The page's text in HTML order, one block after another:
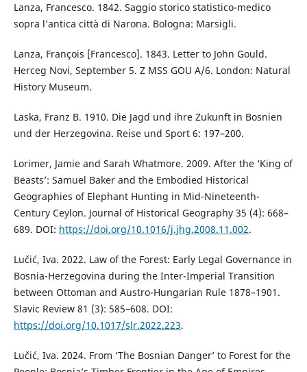
Lanza, Francesco. 1842. Saggio storico statistico-medico
sopra l’antica città di Narona. Bologna: Marsigli.
Lanza, François [Francesco]. 1843. Letter to John Gould.
Herceg Novi, September 5. Z MSS GOU A/6. London: Natural
History Museum.
Laska, Franz B. 1910. Die Jagd und ihre Zukunft in Bosnien
und der Herzegovina. Reise und Sport 6: 197–200.
Lorimer, Jamie and Sarah Whatmore. 2009. After the ‘King of
Beasts’: Samuel Baker and the Embodied Historical
Geographies of Elephant Hunting in Mid-Nineteenth-
Century Ceylon. Journal of Historical Geography 35 (4): 668–
689. DOI: https://doi.org/10.1016/j.jhg.2008.11.002.
Lučić, Iva. 2022. Law of the Forest: Early Legal Governance in
Bosnia-Herzegovina during the Inter-Imperial Transition
between Ottoman and Austro-Hungarian Rule 1878–1901.
Slavic Review 81 (3): 585–608. DOI:
https://doi.org/10.1017/slr.2022.223.
Lučić, Iva. 2024. From ‘The Bosnian Danger’ to Forest for the